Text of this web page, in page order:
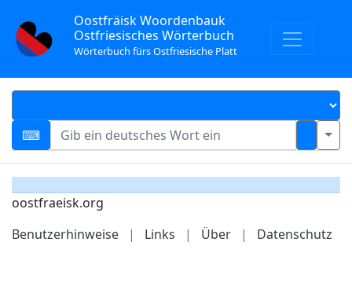
Oostfräisk Woordenbauk
Ostfriesisches Wörterbuch
Wörterbuch fürs Ostfriesische Platt
oostfraeisk.org
Benutzerhinweise
| Links | Über | Datenschutz